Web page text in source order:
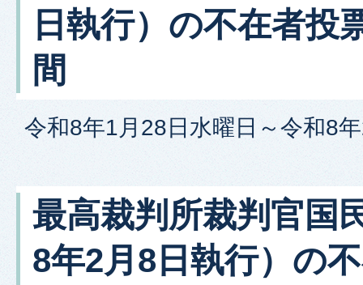
日執行）の不在者投
間
令和8年1月28日水曜日～令和8
最高裁判所裁判官国
8年2月8日執行）の